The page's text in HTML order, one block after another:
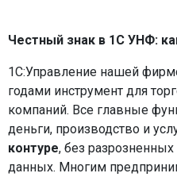
Честный знак в 1С УНФ:
1С:Управление нашей
годами инструмент для
компаний. Все главные
деньги, производство и
контуре, без
данных. Многим